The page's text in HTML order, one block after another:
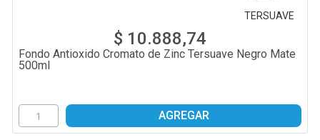
TERSUAVE
$ 10.888,74
Fondo Antioxido Cromato de Zinc Tersuave Negro Mate
500ml
AGREGAR